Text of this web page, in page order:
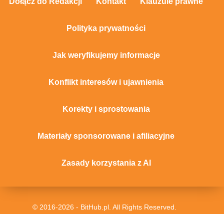
Polityka prywatności
Jak weryfikujemy informacje
Konflikt interesów i ujawnienia
Korekty i sprostowania
Materiały sponsorowane i afiliacyjne
Zasady korzystania z AI
© 2016-2026 - BitHub.pl. All Rights Reserved.